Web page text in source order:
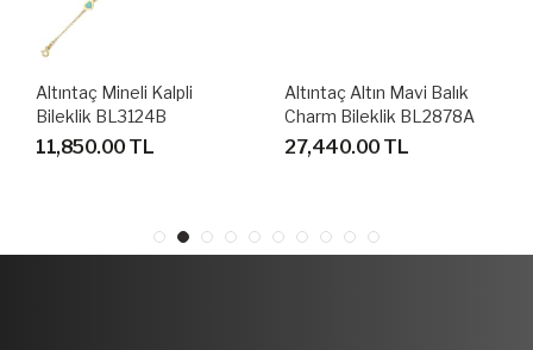
Altıntaç Mineli Kalpli
Bileklik BL3124B
11,850.00 TL
Altıntaç Altın Mavi Balık
Charm Bileklik BL2878A
27,440.00 TL